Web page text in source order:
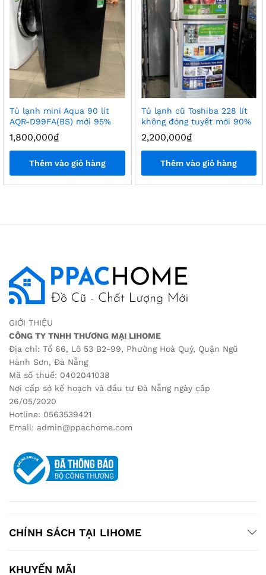
Tủ lạnh mini Aqua 90 lít
AQR-D99FA(BS) mới 95%
1,800,000₫
Thêm vào giỏ hàng
Tủ lạnh cũ Toshiba 228 lít
không đóng tuyết mới 90%
2,200,000₫
Thêm vào giỏ hàng
GIỚI THIỆU
CÔNG TY TNHH THƯƠNG MẠI LIHOME
Địa chỉ: Tổ 66, Lô 53 B2-99, Phường Hoà Quý, Quận Ngũ
Hành Sơn, Đà Nẵng
Mã số thuế: 0402041038
Nơi cấp sở kế hoạch và đầu tư Đà Nẵng ngày cấp
26/05/2020
Hotline: 0563539421
Email: admin@ppachome.com
CHÍNH SÁCH TẠI LIHOME
KHUYẾN MÃI